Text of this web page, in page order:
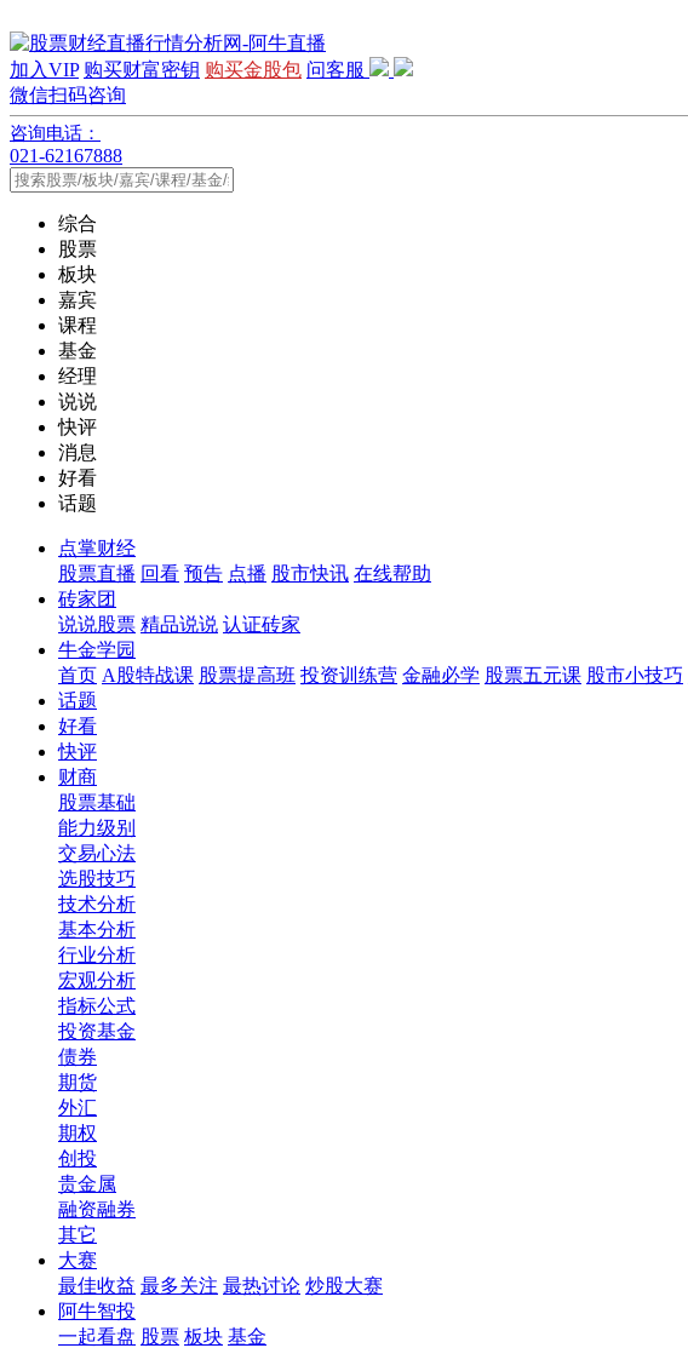
加入VIP 购买财富密钥 购买金股包 问客服
微信扫码咨询
咨询电话：
021-62167888
综合
股票
板块
嘉宾
课程
基金
经理
说说
快评
消息
好看
话题
点掌财经
股票直播 回看 预告 点播 股市快讯 在线帮助
砖家团
说说股票 精品说说 认证砖家
牛金学园
首页 A股特战课 股票提高班 投资训练营 金融必学 股票五元课 股市小技巧
话题
好看
快评
财商
股票基础
能力级别
交易心法
选股技巧
技术分析
基本分析
行业分析
宏观分析
指标公式
投资基金
债券
期货
外汇
期权
创投
贵金属
融资融券
其它
大赛
最佳收益 最多关注 最热讨论 炒股大赛
阿牛智投
一起看盘 股票 板块 基金